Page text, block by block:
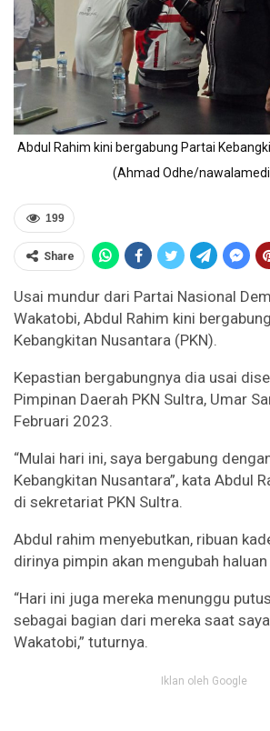
Abdul Rahim kini bergabung Partai
(Ahmad Odhe/
199
Share
Usai mundur dari Partai Nasional
Wakatobi, Abdul Rahim kini
Kebangkitan Nusantara (PKN).
Kepastian bergabungnya dia usai
Pimpinan Daerah PKN Sultra, Umar
Februari 2023.
“Mulai hari ini, saya bergabung
Kebangkitan Nusantara”, kata Abdul
di sekretariat PKN Sultra.
Abdul rahim menyebutkan, ribuan
dirinya pimpin akan mengubah haluan
“Hari ini juga mereka menunggu
sebagai bagian dari mereka saat
Wakatobi,” tuturnya.
Iklan oleh Google